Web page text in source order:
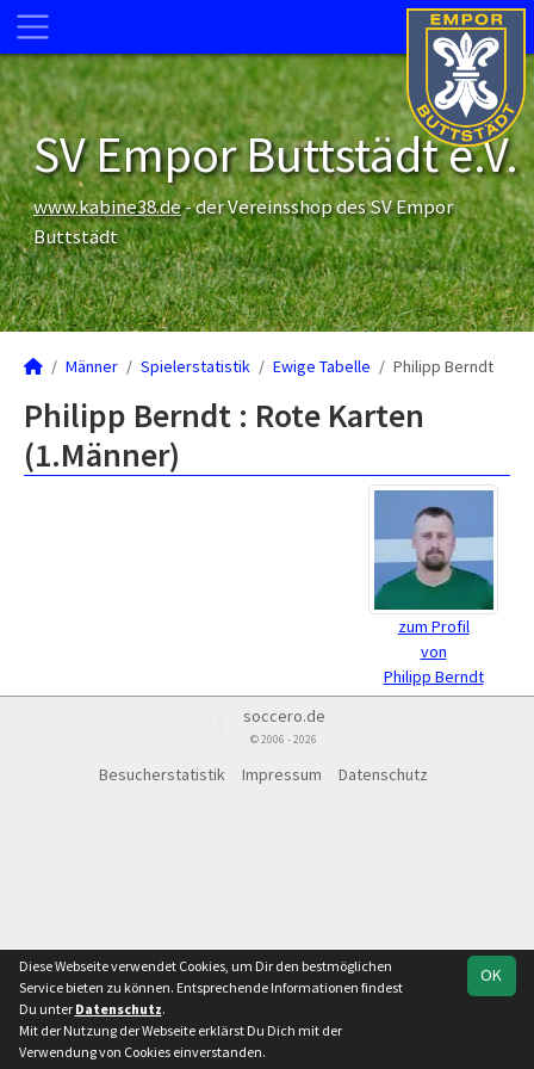
SV Empor Buttstädt e.V.
www.kabine38.de- der Vereinsshop des SV Empor
Buttstädt
Männer Spielerstatistik Ewige Tabelle Philipp Berndt
Philipp Berndt : Rote Karten
(1.Männer)
zum Profil
von
Philipp Berndt
soccero.de
© 2006 - 2026
Besucherstatistik Impressum Datenschutz
OK
Diese Webseite verwendet Cookies, um Dir den bestmöglichen
Service bieten zu können. Entsprechende Informationen findest
Du unter Datenschutz.
Mit der Nutzung der Webseite erklärst Du Dich mit der
Verwendung von Cookies einverstanden.